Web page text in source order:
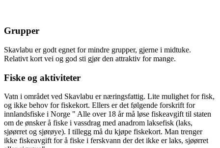
Grupper
Skavlabu er godt egnet for mindre grupper, gjerne i midtuke.
Relativt kort vei og god sti gjør den attraktiv for mange.
Fiske og aktiviteter
Vatn i området ved Skavlabu er næringsfattig. Lite mulighet for fisk,
og ikke behov for fiskekort. Ellers er det følgende forskrift for
innlandsfiske i Norge " Alle over 18 år må løse fiskeavgift til staten
om de ønsker å fiske i vassdrag med anadrom laksefisk (laks,
sjøørret og sjørøye). I tillegg må du kjøpe fiskekort. Man trenger
ikke fiskeavgift for å fiske i ferskvann der det ikke er laks, sjøørret